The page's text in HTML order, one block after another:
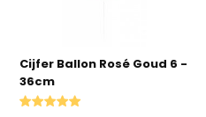
Cijfer Ballon Rosé Goud 6 -
36cm